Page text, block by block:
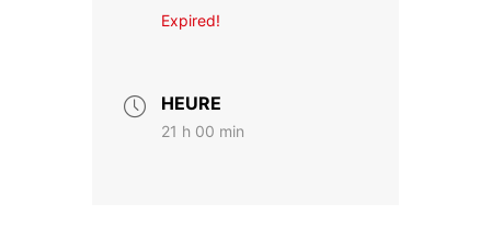
Expired!
HEURE
21 h 00 min